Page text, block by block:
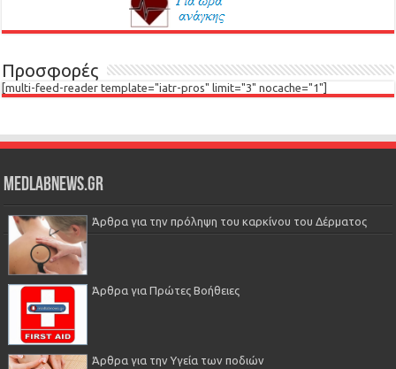
Προσφορές
[multi-feed-reader template="iatr-pros" limit="3" nocache="1"]
Medlabnews.gr
Άρθρα για την πρόληψη του καρκίνου του Δέρματος
Άρθρα για Πρώτες Βοήθειες
Άρθρα για την Υγεία των ποδιών